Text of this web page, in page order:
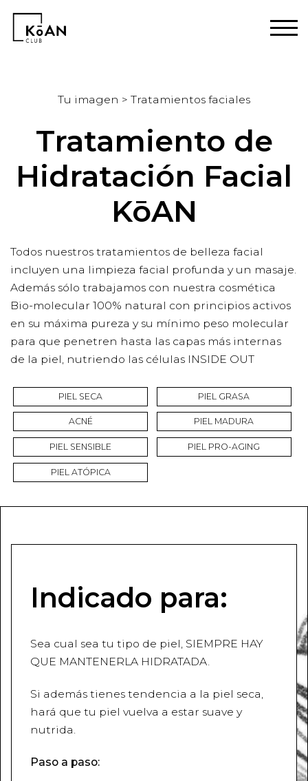
Tu imagen > Tratamientos faciales
Tratamiento de
Hidratación Facial
KōAN
Todos nuestros tratamientos de belleza facial
incluyen una limpieza facial profunda y un masaje.
Además sólo trabajamos con nuestra cosmética
Bio-molecular 100% natural con principios activos
en su máxima pureza y su mínimo peso molecular
para que penetren hasta las capas más internas
de la piel, nutriendo las células INSIDE OUT
PIEL SECA PIEL GRASA
ACNÉ PIEL MADURA
PIEL SENSIBLE PIEL PRO-AGING
PIEL ATÓPICA
Indicado para:
Sea cual sea tu tipo de piel, SIEMPRE HAY
QUE MANTENERLA HIDRATADA.
Si además tienes tendencia a la piel seca,
hará que tu piel vuelva a estar suave y
nutrida.
Paso a paso: